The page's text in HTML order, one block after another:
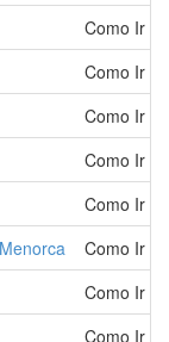
Como Ir a
Como Ir a
Como Ir a
Como Ir a
Como Ir a
Como Ir a
Como Ir a
Como Ir a